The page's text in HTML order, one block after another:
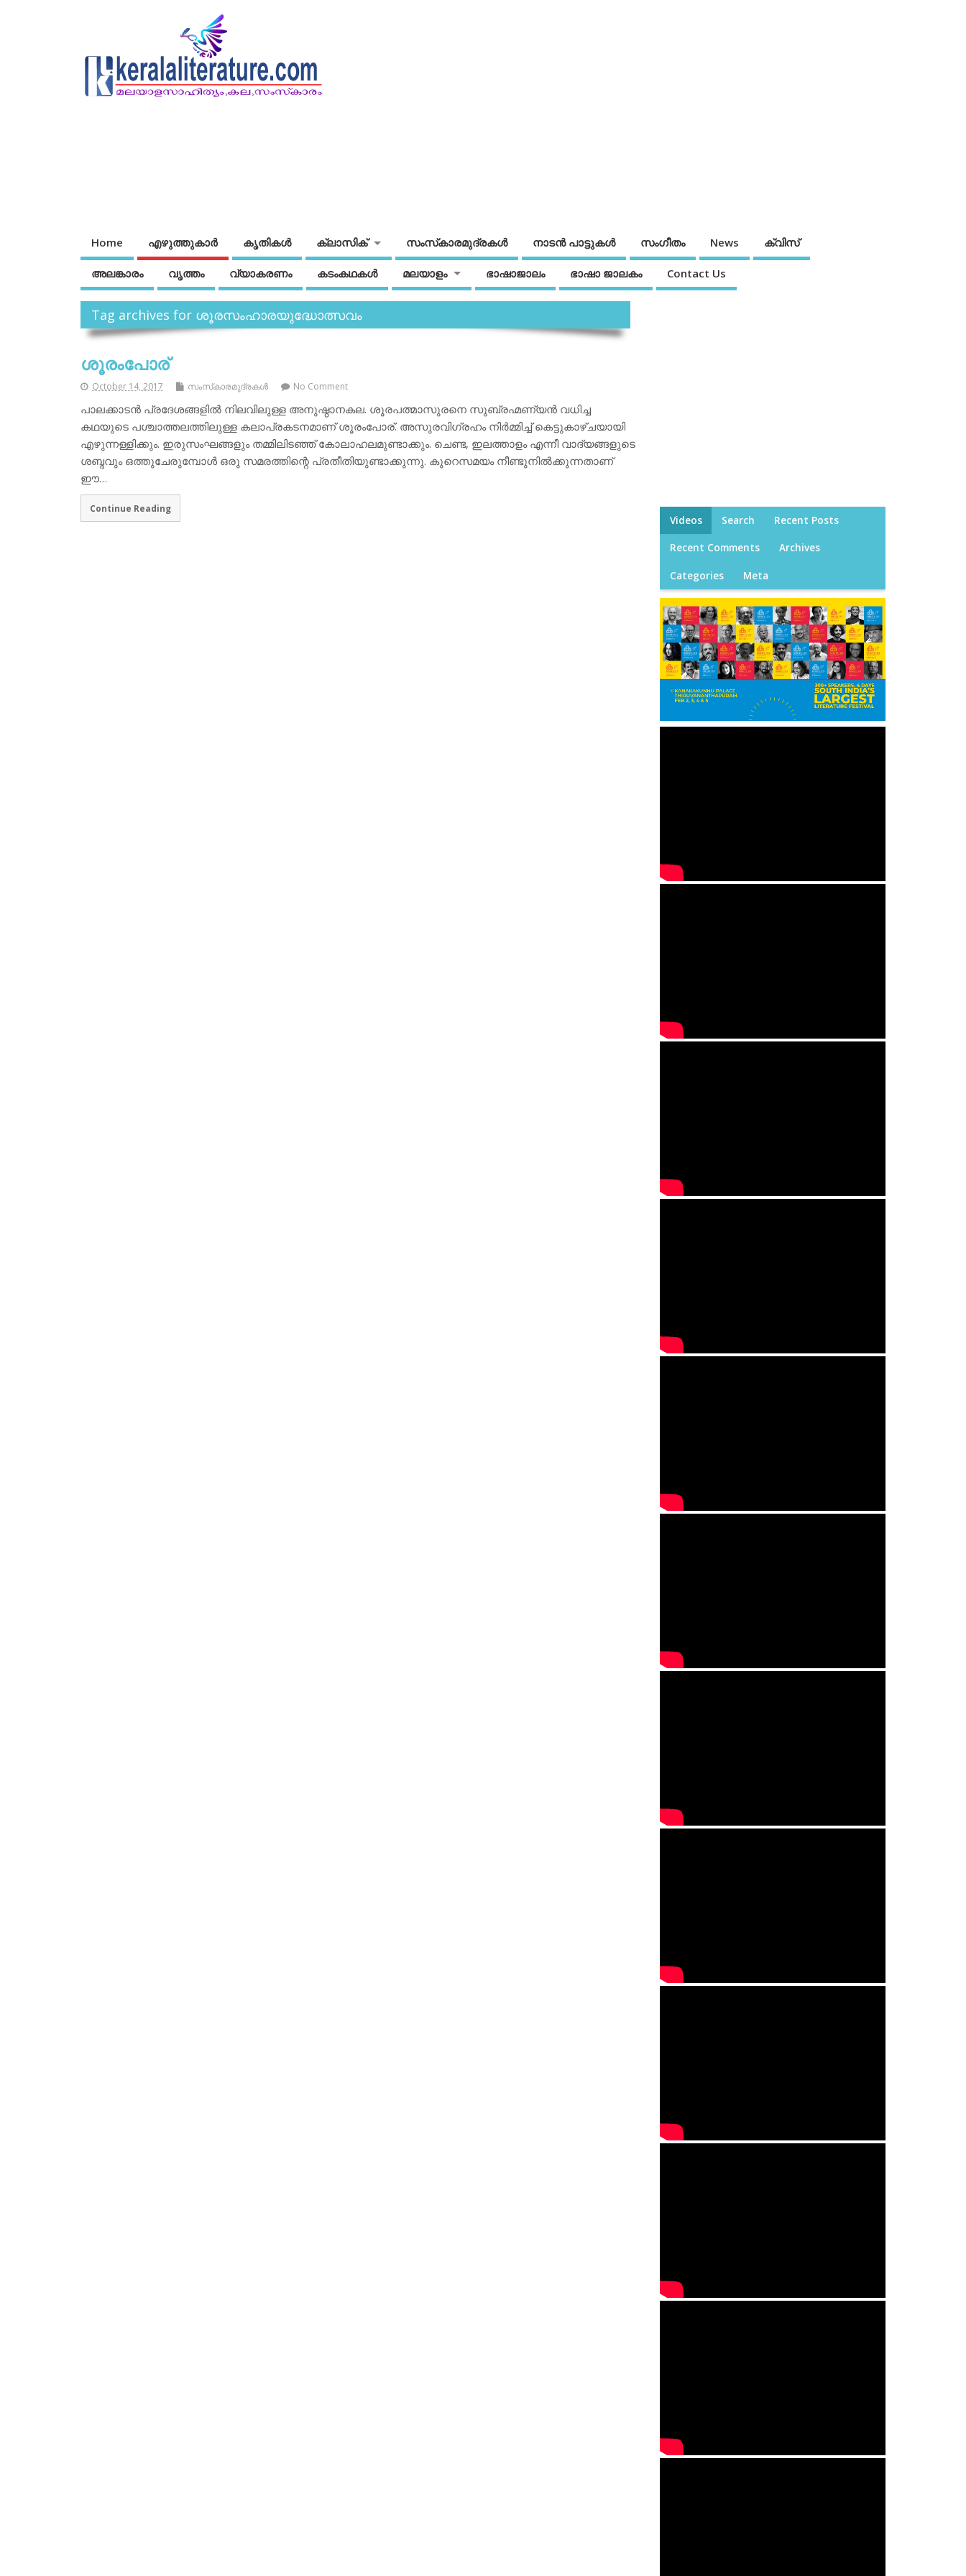
Home എഴുത്തുകാര്‍ കൃതികൾ ക്ലാസിക് സംസ്‌കാരമുദ്രകള്‍ നാടന്‍ പാട്ടുകള്‍ സംഗീതം News ക്വിസ്
അലങ്കാരം വൃത്തം വ്യാകരണം കടംകഥകള്‍ മലയാളം ഭാഷാജാലം ഭാഷാ ജാലകം Contact Us
Tag archives for ശൂരസംഹാരയുദ്ധോത്സവം
ശൂരംപോര്
October 14, 2017 സംസ്‌കാരമുദ്രകള്‍ No Comment
പാലക്കാടന്‍ പ്രദേശങ്ങളില്‍ നിലവിലുള്ള അനുഷ്ഠാനകല. ശൂരപത്മാസുരനെ സുബ്രഹ്മണ്യന്‍ വധിച്ച
കഥയുടെ പശ്ചാത്തലത്തിലുള്ള കലാപ്രകടനമാണ് ശൂരംപോര്. അസുരവിഗ്രഹം നിര്‍മ്മിച്ച് കെട്ടുകാഴ്ചയായി
എഴുന്നള്ളിക്കും. ഇരുസംഘങ്ങളും തമ്മിലിടഞ്ഞ് കോലാഹലമുണ്ടാക്കും. ചെണ്ട, ഇലത്താളം എന്നീ വാദ്യങ്ങളുടെ
ശബ്ദവും ഒത്തുചേരുമ്പോള്‍ ഒരു സമരത്തിന്റെ പ്രതീതിയുണ്ടാക്കുന്നു. കുറെസമയം നീണ്ടുനില്‍ക്കുന്നതാണ്
ഈ…
Continue Reading
Videos Search Recent Posts
Recent Comments Archives
Categories Meta